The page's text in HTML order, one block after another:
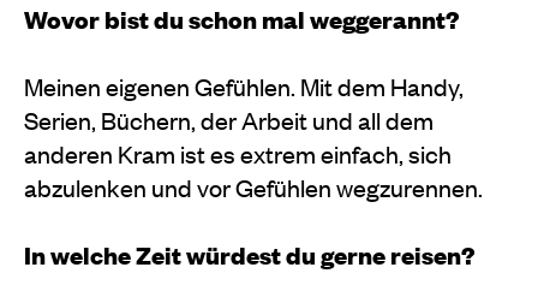
Wovor bist du schon mal weggerannt?
Meinen eigenen Gefühlen. Mit dem Handy,
Serien, Büchern, der Arbeit und all dem
anderen Kram ist es extrem einfach, sich
abzulenken und vor Gefühlen wegzurennen.
In welche Zeit würdest du gerne reisen?